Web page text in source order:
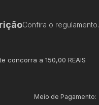
Confira o regulamento.
concorra a 150,00 REAIS
Meio de Pagamento: